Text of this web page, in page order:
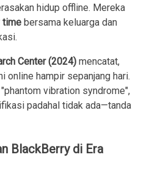
hidup offline. Mereka
time bersama keluarga dan
Center (2024) mencatat,
online hampir sepanjang hari.
vibration syndrome",
padahal tidak ada—tanda
BlackBerry di Era